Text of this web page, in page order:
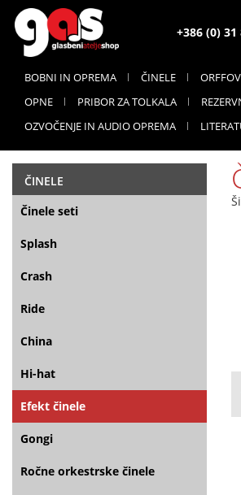
+386 (0)
BOBNI IN OPREMA ČINELE
OPNE
PRIBOR ZA TOLKALA
OZVOČENJE IN AUDIO OPREMA
ČINELE
Činele seti
Splash
Crash
Ride
China
Hi-hat
Efekt činele
Gongi
Ročne orkestrske činele